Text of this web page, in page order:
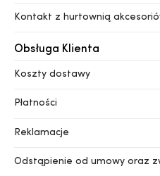
Kontakt z hurtownią
Obsługa Klienta
Koszty dostawy
Płatności
Reklamacje
Odstąpienie od umowy oraz